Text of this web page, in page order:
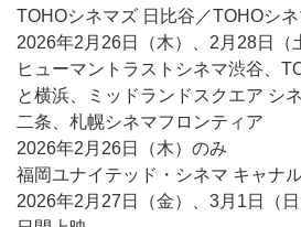
TOHOシネマズ 日比谷／TOHOシネ
2026年2月26日（木）、2月28日（
ヒューマントラストシネマ渋谷、
と横浜、ミッドランドスクエア シ
二条、札幌シネマフロンティア
2026年2月26日（木）のみ
福岡ユナイテッド・シネマ キャナ
2026年2月27日（金）、3月1日（